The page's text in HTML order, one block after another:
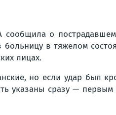
сообщила о
в тяжелом
лицах.
но если удар был
указаны сразу —